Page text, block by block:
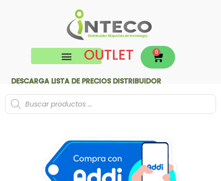
OUTLET 0
DESCARGA LISTA DE PRECIOS DISTRIBUIDOR